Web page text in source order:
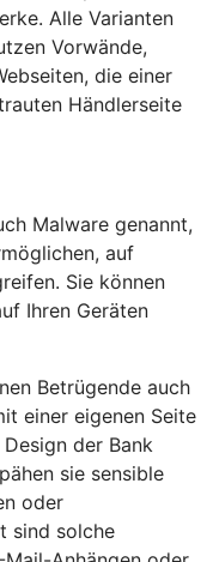
Alle Varianten
Vorwände,
die einer
Händlerseite
Malware genannt,
auf
Sie können
Ihren Geräten
Betrügende auch
einer eigenen Seite
der Bank
sie sensible
oder
sind solche